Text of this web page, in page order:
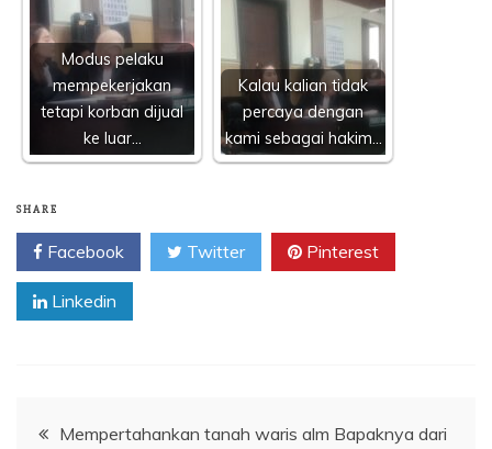
Modus pelaku
mempekerjakan
tetapi korban dijual
ke luar…
Kalau kalian tidak
percaya dengan
kami sebagai hakim…
SHARE
Facebook Twitter Pinterest
Linkedin
Navigasi
Mempertahankan tanah waris alm Bapaknya dari